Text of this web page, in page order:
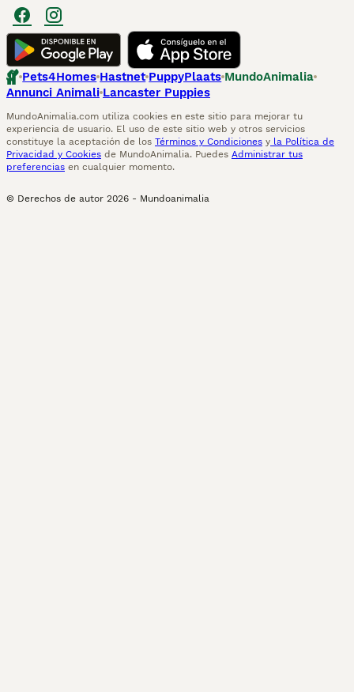
Pets4Homes Hastnet PuppyPlaats MundoAnimalia
Annunci Animali Lancaster Puppies
MundoAnimalia.com utiliza cookies en este sitio para mejorar tu
experiencia de usuario. El uso de este sitio web y otros servicios
constituye la aceptación de los Términos y Condiciones y la Política de
Privacidad y Cookies de MundoAnimalia. Puedes Administrar tus
preferencias en cualquier momento.
© Derechos de autor 2026 - Mundoanimalia